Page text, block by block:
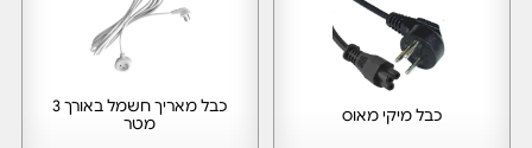
כבל מיקי מאוס
כבל מאריך חשמל באורך 3
מטר